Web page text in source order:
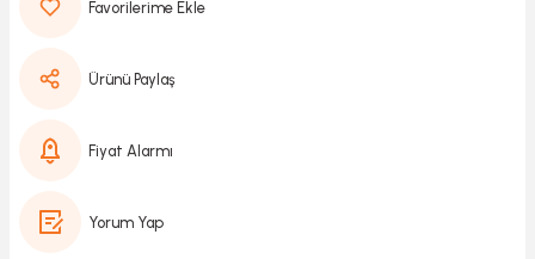
Ürünü Paylaş
Fiyat Alarmı
Yorum Yap